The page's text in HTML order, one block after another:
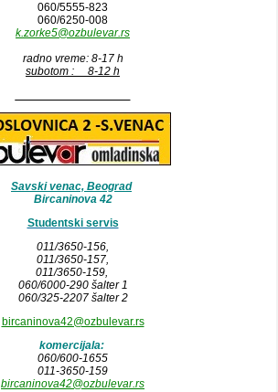
060/5555-823
060/6250-008
k.zorke5@ozbulevar.rs
radno vreme: 8-17 h
subotom : 8-12 h
Savski venac, Beograd
Bircaninova 42
Studentski servis
011/3650-156,
011/3650-157,
011/3650-159,
060/6000-290 šalter 1
060/325-2207 šalter 2
bircaninova42@ozbulevar.rs
komercijala:
060/600-1655
011-3650-159
bircaninova42@ozbulevar.rs